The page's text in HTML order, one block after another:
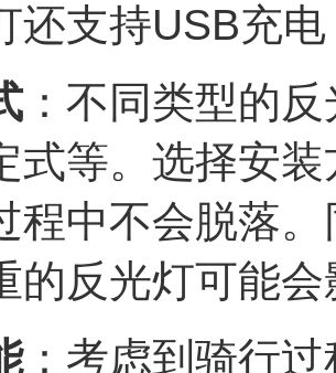
还支持USB充
：不同类型的
式等。选择安
程中不会脱落
的反光灯可能
：考虑到骑行